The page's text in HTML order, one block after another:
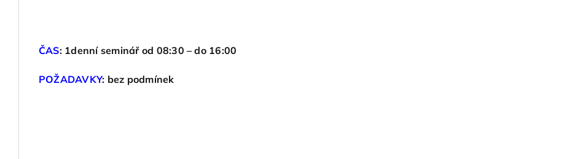
ČAS:1denní seminář od 08:30 – do 16:00
POŽADAVKY: bez podmínek